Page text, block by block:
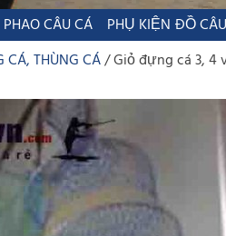
PHAO CÂU CÁ PHỤ KIỆN ĐỒ
THÙNG CÁ Giỏ đựng cá 3, 4